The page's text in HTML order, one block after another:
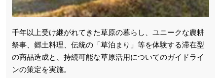
千年以上受け継がれてきた草原の暮らし、ユニークな農耕
祭事、郷土料理、伝統の「草泊まり」等を体験する滞在型
の商品造成と、持続可能な草原活用についてのガイドライ
ンの策定を実施。